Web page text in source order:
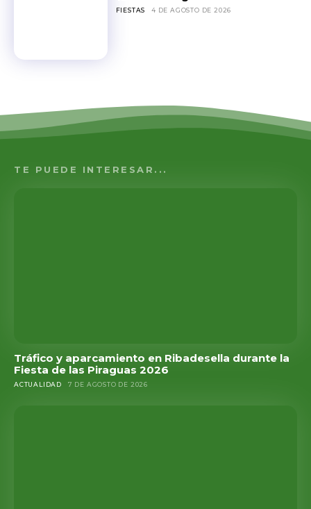
FIESTAS 4 DE AGOSTO DE 2026
TE PUEDE INTERESAR...
Tráfico y aparcamiento en Ribadesella durante la
Fiesta de las Piraguas 2026
ACTUALIDAD 7 DE AGOSTO DE 2026